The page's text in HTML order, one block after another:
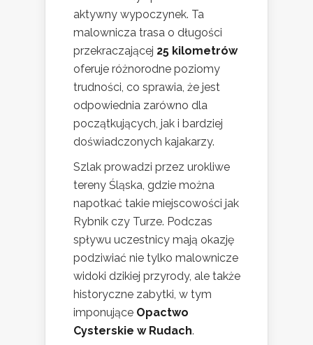
aktywny wypoczynek. Ta
malownicza trasa o długości
przekraczającej 25 kilometrów
oferuje różnorodne poziomy
trudności, co sprawia, że jest
odpowiednia zarówno dla
początkujących, jak i bardziej
doświadczonych kajakarzy.
Szlak prowadzi przez urokliwe
tereny Śląska, gdzie można
napotkać takie miejscowości jak
Rybnik czy Turze. Podczas
spływu uczestnicy mają okazję
podziwiać nie tylko malownicze
widoki dzikiej przyrody, ale także
historyczne zabytki, w tym
imponujące Opactwo
Cysterskie w Rudach.